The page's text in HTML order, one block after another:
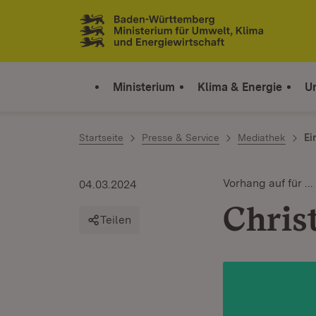
Zum Inhalt springen
Link zur Startseite
Ministerium Klima & Energie
Startseite Presse & Service Mediathek
Vorhang auf für ...
04.03.2024
Teilen